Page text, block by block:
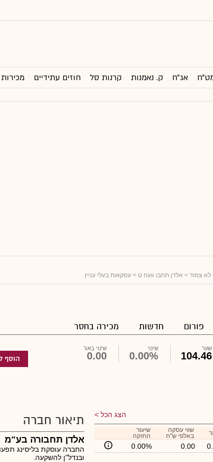
אג"ח ק. נאמנות קרנות סל חוזים עתידיים
לא צמוד > אלדן תחבו אגח ט > עסקאות בעלי עניין
פורום חדשות מכירה בחסר
שער
104.46
שינוי
0.00%
שינוי באג'
0.00 הוסף
הצג הכל
שווי עסקה
באלפי ש"ח
שיעור
החזקה
0.00
0.00%
תיאור חברה
אלדן תחבורה בע"מ
החברה עוסקת בליסינג
ובנדל"ן להשקעה.